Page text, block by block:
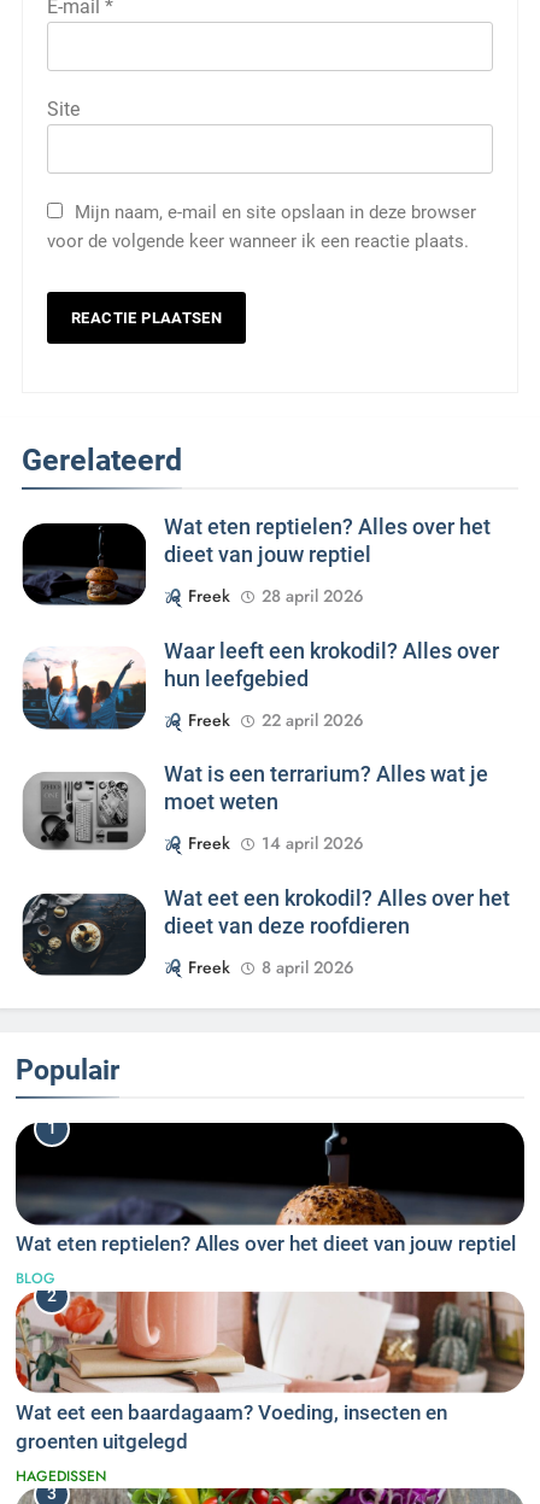
E-mail *
Site
Mijn naam, e-mail en site opslaan in deze browser
voor de volgende keer wanneer ik een reactie plaats.
Gerelateerd
Wat eten reptielen? Alles over het
dieet van jouw reptiel
Freek
28 april 2026
Waar leeft een krokodil? Alles over
hun leefgebied
Freek
22 april 2026
Wat is een terrarium? Alles wat je
moet weten
Freek
14 april 2026
Wat eet een krokodil? Alles over het
dieet van deze roofdieren
Freek
8 april 2026
Populair
1
Wat eten reptielen? Alles over het dieet van jouw reptiel
BLOG
2
Wat eet een baardagaam? Voeding, insecten en
groenten uitgelegd
HAGEDISSEN
3